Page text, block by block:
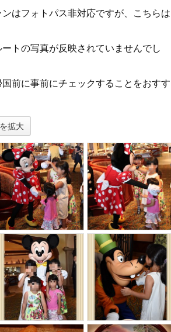
はフォトパス非対応ですが、こちらは
トの写真が反映されていませんでし
前に事前にチェックすることをおすす
拡大